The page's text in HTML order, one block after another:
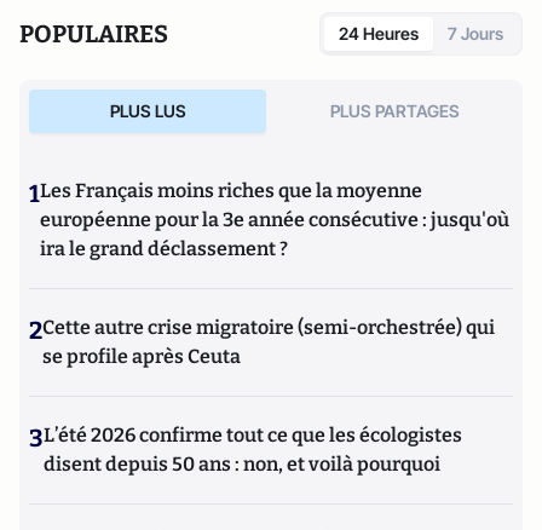
POPULAIRES 24 Heures 7 Jours
PLUS LUS PLUS PARTAGES
1Les Français moins riches que la moyenne
européenne pour la 3e année consécutive : jusqu'où
ira le grand déclassement ?
2Cette autre crise migratoire (semi-orchestrée) qui
se profile après Ceuta
3L’été 2026 confirme tout ce que les écologistes
disent depuis 50 ans : non, et voilà pourquoi